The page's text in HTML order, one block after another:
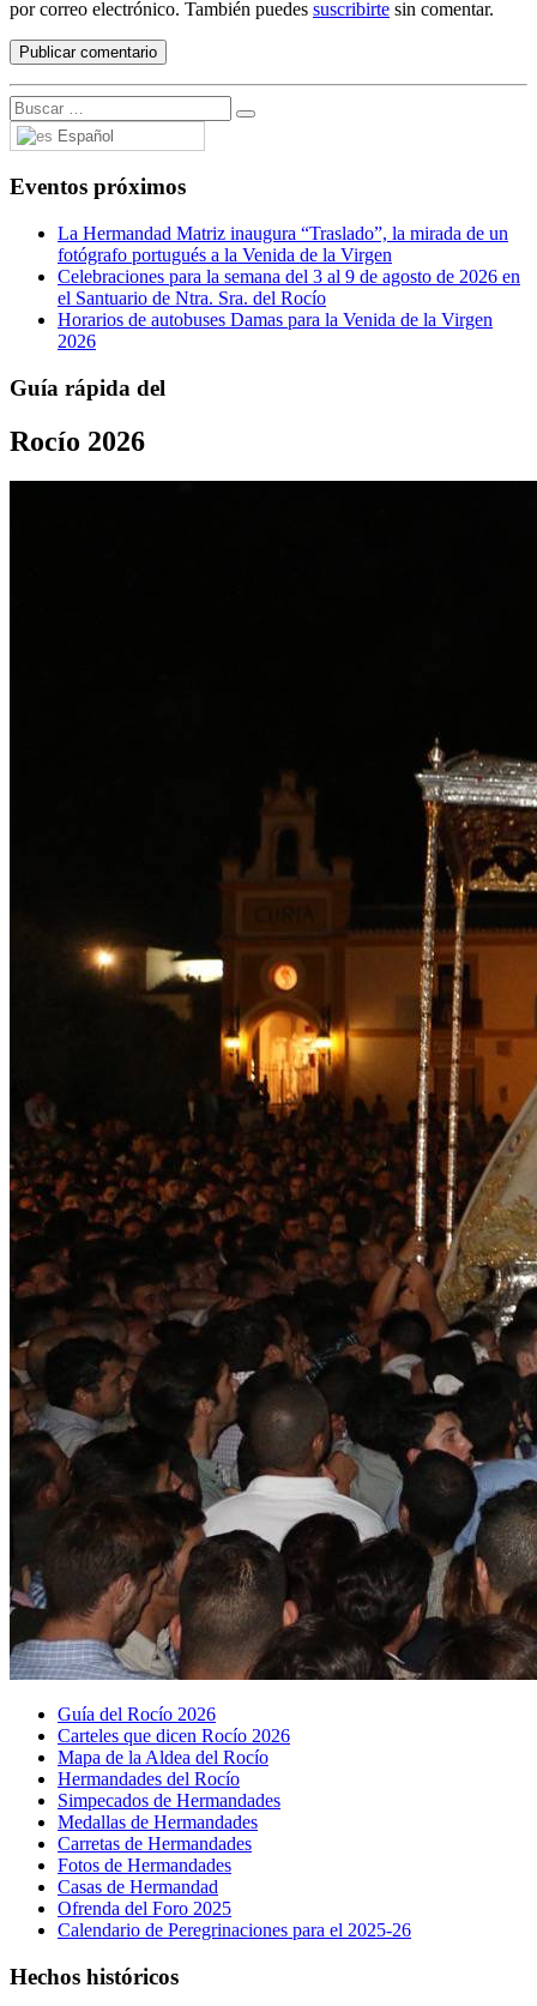
por correo electrónico. También puedes suscribirte sin comentar.
Español
Eventos próximos
La Hermandad Matriz inaugura “Traslado”, la mirada de un
fotógrafo portugués a la Venida de la Virgen
Celebraciones para la semana del 3 al 9 de agosto de 2026 en
el Santuario de Ntra. Sra. del Rocío
Horarios de autobuses Damas para la Venida de la Virgen
2026
Guía rápida del
Rocío 2026
Guía del Rocío 2026
Carteles que dicen Rocío 2026
Mapa de la Aldea del Rocío
Hermandades del Rocío
Simpecados de Hermandades
Medallas de Hermandades
Carretas de Hermandades
Fotos de Hermandades
Casas de Hermandad
Ofrenda del Foro 2025
Calendario de Peregrinaciones para el 2025-26
Hechos históricos